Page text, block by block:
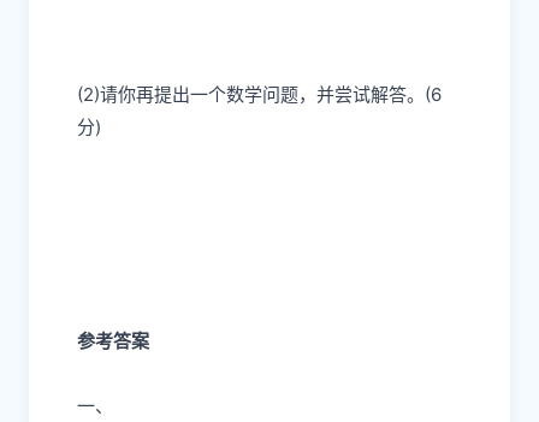
(2)请你再提出一个数学问题，并尝试解答。(6
分)
参考答案
一、